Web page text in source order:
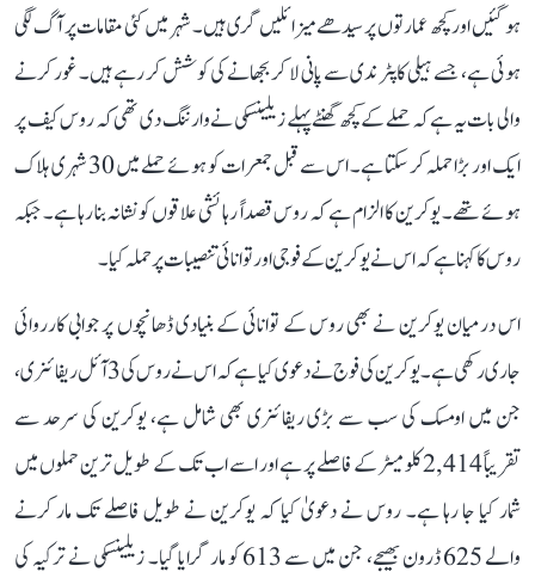
ہو گئیں اور کچھ عمارتوں پر سیدھے میزائلیں گری ہیں۔ شہر میں کئی مقامات پر آگ لگی
ہوئی ہے، جسے ہیلی کاپٹر ندی سے پانی لا کر بجھانے کی کوشش کر رہے ہیں۔ غور کرنے
والی بات یہ ہے کہ حملے کے کچھ گھنٹے پہلے زیلینسکی نے وارننگ دی تھی کہ روس کیف پر
ایک اور بڑا حملہ کر سکتا ہے۔ اس سے قبل جمعرات کو ہوئے حملے میں 30 شہری ہلاک
ہوئے تھے۔ یوکرین کا الزام ہے کہ روس قصداً رہائشی علاقوں کو نشانہ بنا رہا ہے۔ جبکہ
روس کا کہنا ہے کہ اس نے یوکرین کے فوجی اور توانائی تنصیبات پر حملہ کیا۔
اس درمیان یوکرین نے بھی روس کے توانائی کے بنیادی ڈھانچوں پر جوابی کارروائی
جاری رکھی ہے۔ یوکرین کی فوج نے دعوی کیا ہے کہ اس نے روس کی 3 آئل ریفائنری،
جن میں اومسک کی سب سے بڑی ریفائنری بھی شامل ہے، یوکرین کی سرحد سے
تقریباً 2,414 کلومیٹر کے فاصلے پر ہے اور اسے اب تک کے طویل ترین حملوں میں
شمار کیا جا رہا ہے۔ روس نے دعویٰ کیا کہ یوکرین نے طویل فاصلے تک مار کرنے
والے 625 ڈرون بھیجے، جن میں سے 613 کو مار گرایا گیا۔ زیلینسکی نے ترکیہ کی